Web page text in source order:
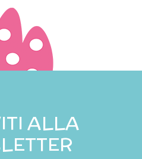
ALLA